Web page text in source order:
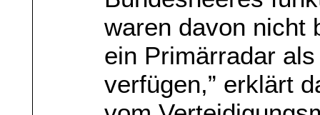
waren davon nicht
ein Primärradar
verfügen,” erklärt